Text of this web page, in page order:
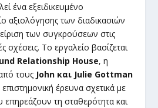
ένα εξειδικευμένο
αξιολόγησης των διαδικασιών
των συγκρούσεων στις
σχέσεις. Το εργαλείο βασίζεται
Relationship House, η
τους John και Julie Gottman
έρευνα σχετικά με
τη σταθερότητα και